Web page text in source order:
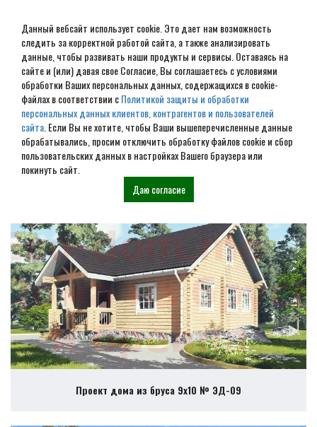
Данный вебсайт использует cookie. Это дает нам возможность
следить за корректной работой сайта, а также анализировать
данные, чтобы развивать наши продукты и сервисы. Оставаясь на
сайте и (или) давая свое Согласие, Вы соглашаетесь с условиями
обработки Ваших персональных данных, содержащихся в cookie-
файлах в соответствии сПолитикой защиты и обработки
персональных данных клиентов, контрагентов и пользователей
сайта . Если Вы не хотите, чтобы Ваши вышеперечисленные данные
обрабатывались, просим отключить обработку файлов cookie и сбор
пользовательских данных в настройках Вашего браузера или
покинуть сайт.
Даю согласие
Дом из бревна под ключ в
Родниках
Наши проекты
Проект дома из бруса 9х10 № ЭД-09